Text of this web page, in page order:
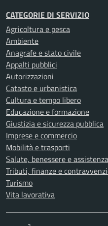
CATEGORIE DI SERVIZIO
Agricoltura e pesca
Ambiente
Anagrafe e stato civile
Appalti pubblici
Autorizzazioni
Catasto e urbanistica
Cultura e tempo libero
Educazione e formazione
Giustizia e sicurezza pubblica
Imprese e commercio
Mobilità e trasporti
Salute, benessere e assistenza
Tributi, finanze e
Turismo
Vita lavorativa